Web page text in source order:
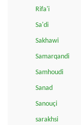
Rifa'i
Sa'di
Sakhawi
Samarqandi
Samhoudi
Sanad
Sanouçi
sarakhsi